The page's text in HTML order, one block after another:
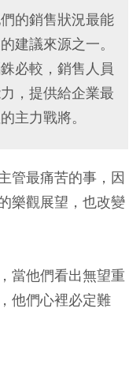
的銷售狀況最能
建議來源之一。
必較，銷售人員
，提供給企業最
主力戰將。
管最痛苦的事，因
樂觀展望，也改變
當他們看出無望重
他們心裡必定難